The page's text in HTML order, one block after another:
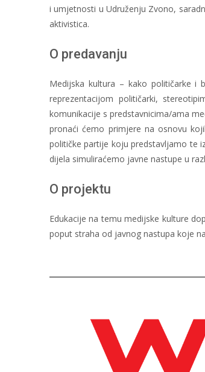
i umjetnosti u Udruženju Zvono,
aktivistica.
O predavanju
Medijska kultura – kako političarke i
reprezentacijom političarki,
komunikacije s predstavnicima/ama
pronaći ćemo primjere na osnovu
političke partije koju predstavljamo te
dijela simuliraćemo javne nastupe u
O projektu
Edukacije na temu medijske kulture
poput straha od javnog nastupa koje